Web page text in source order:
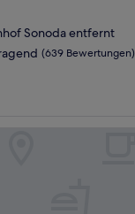
Sonoda entfernt
(639 Bewertungen)